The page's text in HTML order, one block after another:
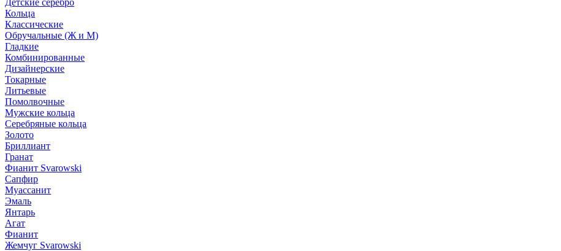
Детские серебро
Кольца
Классические
Обручальные (Ж и М)
Гладкие
Комбинированные
Дизайнерские
Токарные
Литьевые
Помолвочные
Мужские кольца
Серебряные кольца
Золото
Бриллиант
Гранат
Фианит Svarowski
Сапфир
Муассанит
Эмаль
Янтарь
Агат
Фианит
Жемчуг Svarowski